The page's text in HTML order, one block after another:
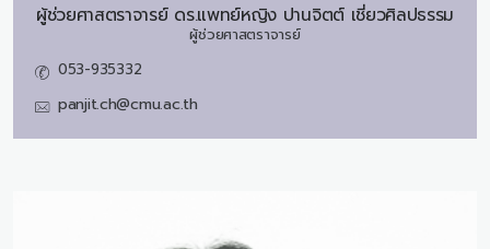
ผู้ช่วยศาสตราจารย์ ดร.แพทย์หญิง ปานจิตต์ เชี่ยวศิลปธรรม
ผู้ช่วยศาสตราจารย์
053-935332
panjit.ch@cmu.ac.th